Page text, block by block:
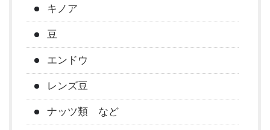
キノア
豆
エンドウ
レンズ豆
ナッツ類 など